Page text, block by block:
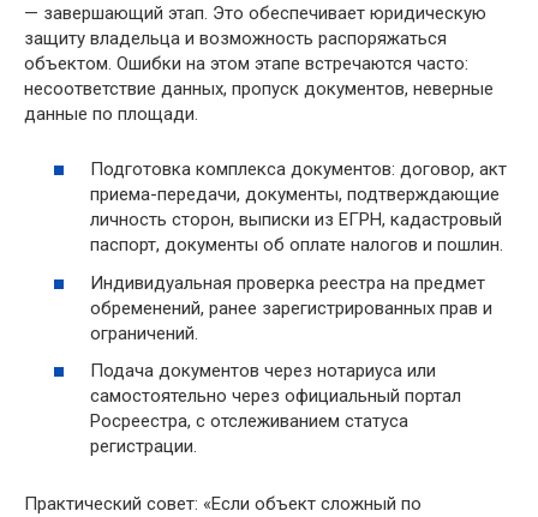
— завершающий этап. Это обеспечивает юридическую
защиту владельца и возможность распоряжаться
объектом. Ошибки на этом этапе встречаются часто:
несоответствие данных, пропуск документов, неверные
данные по площади.
Подготовка комплекса документов: договор, акт
приема-передачи, документы, подтверждающие
личность сторон, выписки из ЕГРН, кадастровый
паспорт, документы об оплате налогов и пошлин.
Индивидуальная проверка реестра на предмет
обременений, ранее зарегистрированных прав и
ограничений.
Подача документов через нотариуса или
самостоятельно через официальный портал
Росреестра, с отслеживанием статуса
регистрации.
Практический совет: «Если объект сложный по